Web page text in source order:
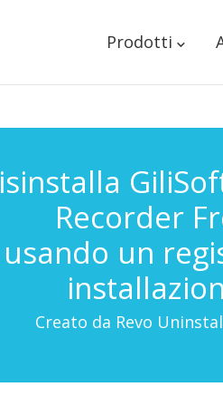
Prodotti
Recorder
usando un
Creato da Revo